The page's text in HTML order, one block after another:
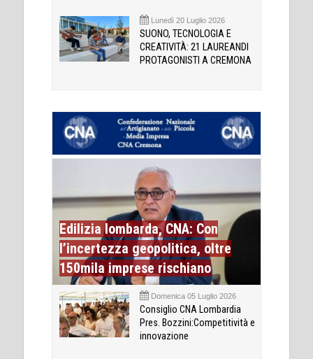
Lunedì 20 Luglio 2026
SUONO, TECNOLOGIA E
CREATIVITÀ: 21 LAUREANDI
PROTAGONISTI A CREMONA
Edilizia lombarda, CNA: Con
l’incertezza geopolitica, oltre
150mila imprese rischiano
Domenica 05 Luglio 2026
Consiglio CNA Lombardia
Pres. Bozzini:Competitività e
innovazione